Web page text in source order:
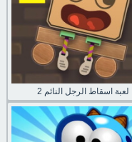
لعبة اسقاط الرجل النائم 2